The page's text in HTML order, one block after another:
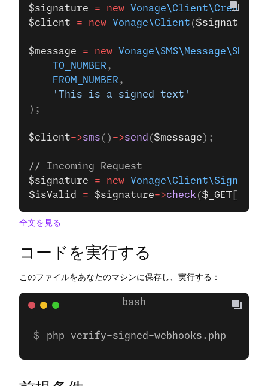
$signature = new
$client = new Vonage\Client ($signature
$message = new Vonage\SMS\Message\SMS
    TO_NUMBER
,
    FROM_NUMBER
,
    'This is a signed text'
);
$client->sms () ->send ($message );
// Incoming Request
$signature = new Vonage\Client\Signature
$isValid
= $signature->check ($_GET
全文を見る
コードを実行する
このファイルをあなたのマシンに保存し、実行する：
php verify-signed-webhooks.php